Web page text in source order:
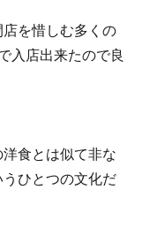
を惜しむ多くの
入店出来たので良
食とは似て非な
ひとつの文化だ